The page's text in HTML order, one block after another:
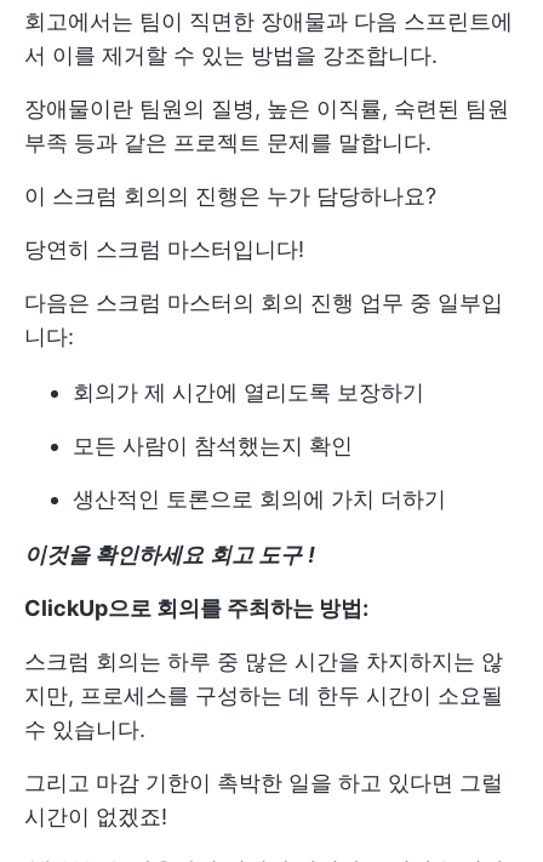
회고에서는 팀이 직면한 장애물과 다음 스프린트에
서 이를 제거할 수 있는 방법을 강조합니다.
장애물이란 팀원의 질병, 높은 이직률, 숙련된 팀원
부족 등과 같은 프로젝트 문제를 말합니다.
이 스크럼 회의의 진행은 누가 담당하나요?
당연히 스크럼 마스터입니다!
다음은 스크럼 마스터의 회의 진행 업무 중 일부입
니다:
회의가 제 시간에 열리도록 보장하기
모든 사람이 참석했는지 확인
생산적인 토론으로 회의에 가치 더하기
이것을 확인하세요 회고 도구 !
ClickUp으로 회의를 주최하는 방법:
스크럼 회의는 하루 중 많은 시간을 차지하지는 않
지만, 프로세스를 구성하는 데 한두 시간이 소요될
수 있습니다.
그리고 마감 기한이 촉박한 일을 하고 있다면 그럴
시간이 없겠죠!